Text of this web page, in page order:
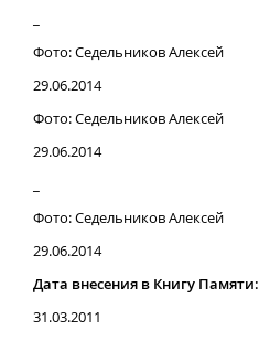
Фото: Седельников Алексей
29.06.2014
Фото: Седельников Алексей
29.06.2014
Фото: Седельников Алексей
29.06.2014
Дата внесения в Книгу Памяти:
31.03.2011